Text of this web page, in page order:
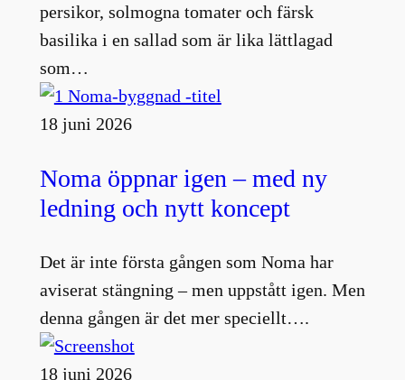
persikor, solmogna tomater och färsk
basilika i en sallad som är lika lättlagad
som…
18 juni 2026
Noma öppnar igen – med ny
ledning och nytt koncept
Det är inte första gången som Noma har
aviserat stängning – men uppstått igen. Men
denna gången är det mer speciellt….
18 juni 2026